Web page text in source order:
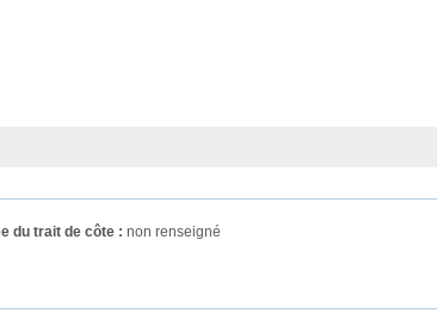
du trait de côte : non renseigné